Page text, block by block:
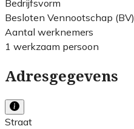
Bedrijfsvorm
Besloten Vennootschap (BV)
Aantal werknemers
1 werkzaam persoon
Adresgegevens
Straat